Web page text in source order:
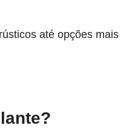
até opções mais